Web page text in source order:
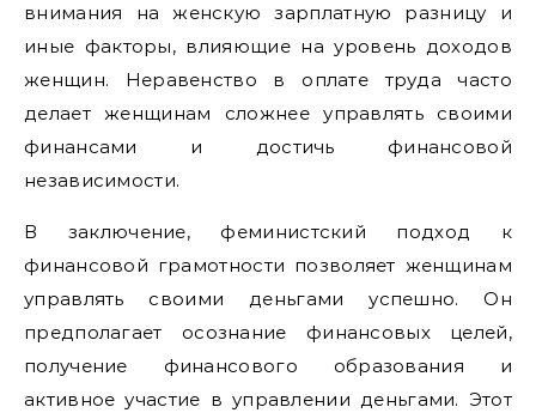
внимания на женскую зарплатную разницу и
иные факторы, влияющие на уровень доходов
женщин. Неравенство в оплате труда часто
делает женщинам сложнее управлять своими
финансами и достичь финансовой
независимости.
В заключение, феминистский подход к
финансовой грамотности позволяет женщинам
управлять своими деньгами успешно. Он
предполагает осознание финансовых целей,
получение финансового образования и
активное участие в управлении деньгами. Этот